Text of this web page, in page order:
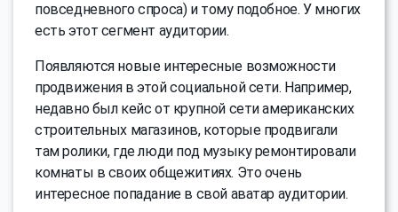
повседневного спроса) и тому подобное. У многих
есть этот сегмент аудитории.
Появляются новые интересные возможности
продвижения в этой социальной сети. Например,
недавно был кейс от крупной сети американских
строительных магазинов, которые продвигали
там ролики, где люди под музыку ремонтировали
комнаты в своих общежитиях. Это очень
интересное попадание в свой аватар аудитории.